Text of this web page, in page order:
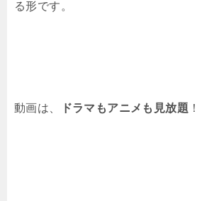
る形です。
動画は、 ドラマもアニメも見放題 ！